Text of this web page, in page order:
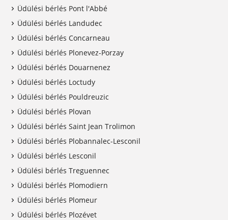
Üdülési bérlés Pont l'Abbé
Üdülési bérlés Landudec
Üdülési bérlés Concarneau
Üdülési bérlés Plonevez-Porzay
Üdülési bérlés Douarnenez
Üdülési bérlés Loctudy
Üdülési bérlés Pouldreuzic
Üdülési bérlés Plovan
Üdülési bérlés Saint Jean Trolimon
Üdülési bérlés Plobannalec-Lesconil
Üdülési bérlés Lesconil
Üdülési bérlés Treguennec
Üdülési bérlés Plomodiern
Üdülési bérlés Plomeur
Üdülési bérlés Plozévet